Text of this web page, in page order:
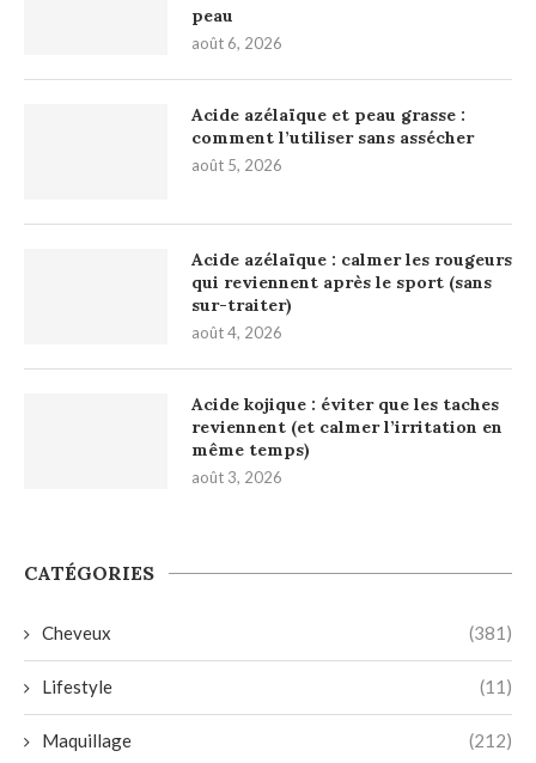
peau
août 6, 2026
Acide azélaïque et peau grasse :
comment l’utiliser sans assécher
août 5, 2026
Acide azélaïque : calmer les rougeurs
qui reviennent après le sport (sans
sur-traiter)
août 4, 2026
Acide kojique : éviter que les taches
reviennent (et calmer l’irritation en
même temps)
août 3, 2026
CATÉGORIES
Cheveux (381)
Lifestyle (11)
Maquillage (212)